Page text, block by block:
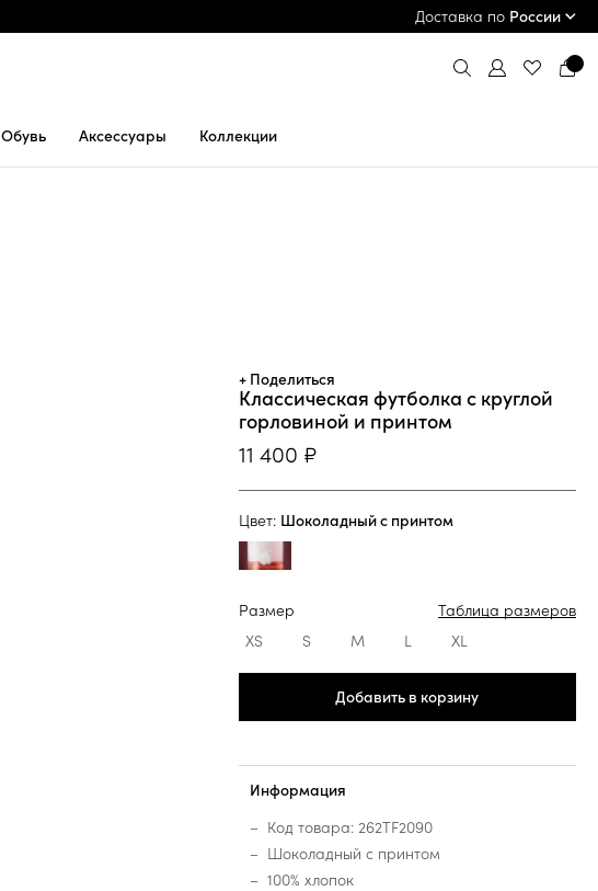
ПРИМЕРКА И ОПЛАТА ПРИ ПОЛУЧЕНИИ*
Доставка по России
Обувь Аксессуары Коллекции
+ Поделиться
Классическая футболка с круглой
горловиной и принтом
11 400 ₽
Цвет: Шоколадный с принтом
Размер
Таблица размеров
XS
S M L XL
Добавить в корзину
Информация
Код товара: 262TF2090
Шоколадный с принтом
100% хлопок